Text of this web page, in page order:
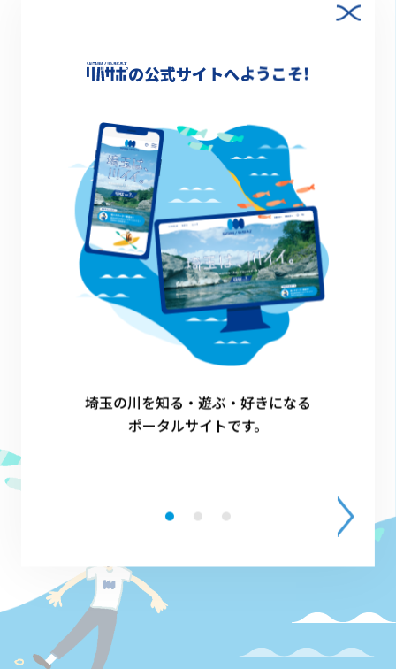
川で「できたらいいな・あったらいいな」というア
024」開催！
1
の公式サイトへようこそ!
埼玉の川を知る・遊ぶ・好きになる
ポータルサイトです。